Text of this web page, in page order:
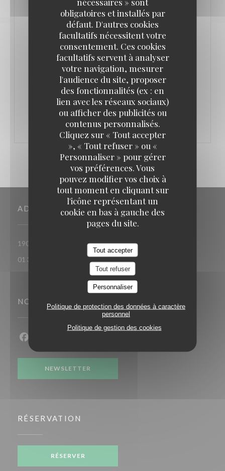
obligatoires et installés par
défaut. D'autres cookies
facultatifs nécessitent votre
consentement. Ces cookies
facultatifs servent à analyser
votre navigation, mesurer
l'audience du site, proposer
des fonctionnalités (ex : en
lien avec les réseaux sociaux)
ou afficher des publicités ou
contenus personnalisés.
Cliquez sur « Tout accepter
», « Tout refuser » ou «
Personnaliser » pour gérer
vos préférences. Vous
pouvez modifier vos choix à
tout moment en cliquant sur
l'icône représentant un
cookie en bas à gauche des
pages du site.
Tout accepter
Tout refuser
Personnaliser
Politique de protection des données à caractère
personnel
Politique de gestion des cookies
une cave à vin. Malgré le nom très italien, on y
trouve d’autres cuisines. Une explication ? « On
aime être simple et se faire plaisir, mais on est
mercantile quand même. La cuisine italienne, ça fait
LIRE L'ARTICLE ((OUVRE UNE NOUVELLE FENÊTRE))
ADRESSE
190 Avenue Du 19 Mars 1962 78 370 PLAISIR
01 34 81 23 09
NOUS SUIVRE
Facebook ((ouvre une nouvelle fenêtre))
Instagram ((ouvre une nouvelle fenêtre))
NEWSLETTER
RÉSERVATION
RÉSERVER